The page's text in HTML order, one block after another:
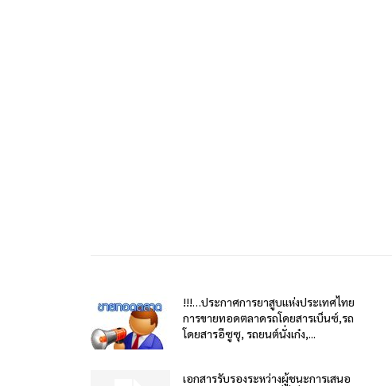
!!!…ประกาศการยาสูบแห่งประเทศไทย
การขายทอดตลาดรถโดยสารเบ็นซ์,รถ
โดยสารอีซูซุ, รถยนต์นั่งเก๋ง,...
เอกสารรับรองระหว่างผู้ชนะการเสนอ